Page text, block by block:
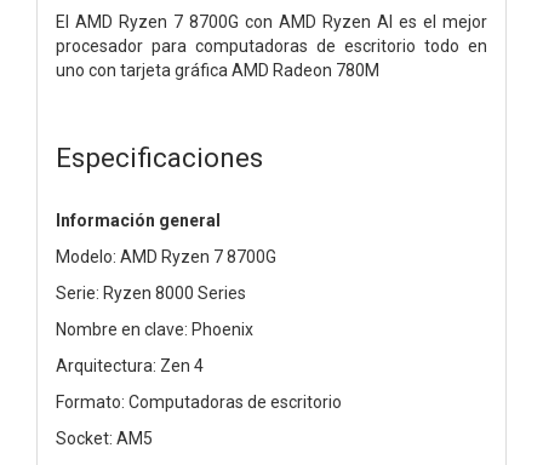
El AMD Ryzen 7 8700G con AMD Ryzen AI es el mejor
procesador para computadoras de escritorio todo en
uno con tarjeta gráfica AMD Radeon 780M
Especificaciones
Información general
Modelo: AMD Ryzen 7 8700G
Serie: Ryzen 8000 Series
Nombre en clave: Phoenix
Arquitectura: Zen 4
Formato: Computadoras de escritorio
Socket: AM5